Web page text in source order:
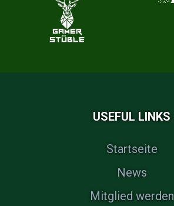
USEFUL LINKS
Startseite
News
Mitglied werden